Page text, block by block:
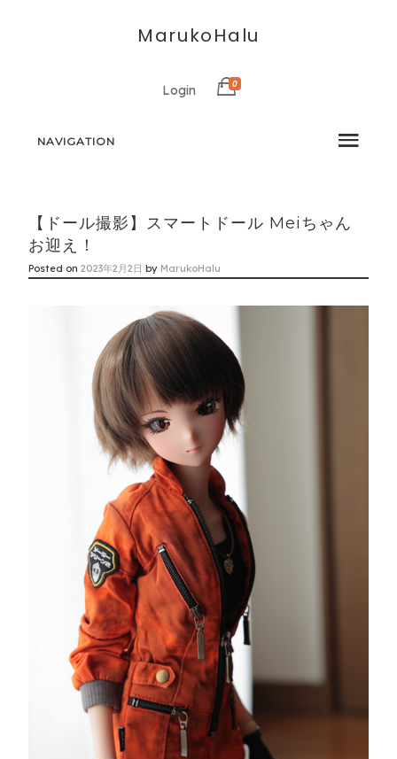
MarukoHalu
Login 0
NAVIGATION
【ドール撮影】スマートドール Meiちゃん
お迎え！
Posted on2023年2月2日 by MarukoHalu